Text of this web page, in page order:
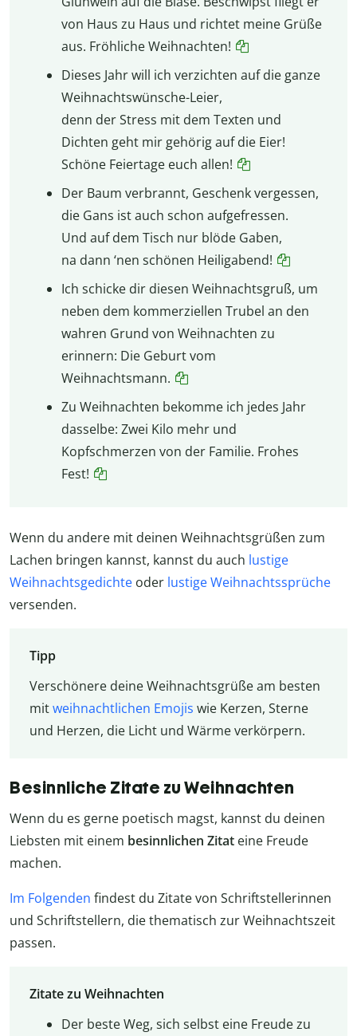
von Haus zu Haus und richtet meine Grüße
aus. Fröhliche Weihnachten!
Dieses Jahr will ich verzichten auf die ganze
Weihnachtswünsche-Leier,
denn der Stress mit dem Texten und
Dichten geht mir gehörig auf die Eier!
Schöne Feiertage euch allen!
Der Baum verbrannt, Geschenk vergessen,
die Gans ist auch schon aufgefressen.
Und auf dem Tisch nur blöde Gaben,
na dann ‘nen schönen Heiligabend!
Ich schicke dir diesen Weihnachtsgruß, um
neben dem kommerziellen Trubel an den
wahren Grund von Weihnachten zu
erinnern: Die Geburt vom
Weihnachtsmann.
Zu Weihnachten bekomme ich jedes Jahr
dasselbe: Zwei Kilo mehr und
Kopfschmerzen von der Familie. Frohes
Fest!
Wenn du andere mit deinen Weihnachtsgrüßen zum
Lachen bringen kannst, kannst du auch lustige
Weihnachtsgedichte oder lustige Weihnachtssprüche
versenden.
Tipp
Verschönere deine Weihnachtsgrüße am besten
mitweihnachtlichen Emojis wie Kerzen, Sterne
und Herzen, die Licht und Wärme verkörpern.
Besinnliche Zitate zu Weihnachten
Wenn du es gerne poetisch magst, kannst du deinen
Liebsten mit einem besinnlichen Zitat eine Freude
machen.
Im Folgenden findest du Zitate von Schriftstellerinnen
und Schriftstellern, die thematisch zur Weihnachtszeit
passen.
Zitate zu Weihnachten
Der beste Weg, sich selbst eine Freude zu